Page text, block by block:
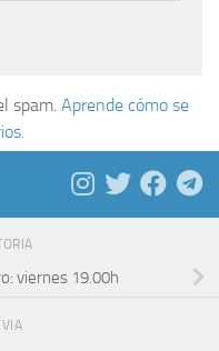
spam. Aprende cómo se
viernes 19.00h